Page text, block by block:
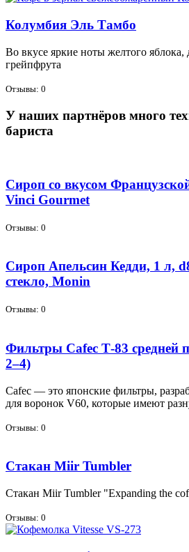
Колумбия Эль Тамбо
Во вку­се яр­кие но­ты жел­то­го
грейп­фру­та
Отзывы: 0
У наших партнёров много
бариста
Сироп со вкусом
Vinci Gourmet
Отзывы: 0
Сироп Апельсин Кедди, 1 л,
стекло, Monin
Отзывы: 0
Фильтры Cafec Т-83 средней
2–4)
Cafec — это япон­ские филь­тры,
для во­ро­нок V60, ко­то­рые име­ют
Отзывы: 0
Стакан Miir Tumbler
Ста­кан Miir Tumbler "Expanding the
Отзывы: 0